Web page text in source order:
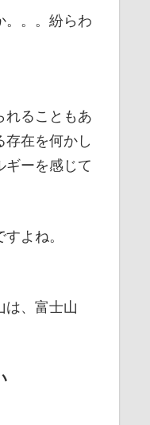
。。。紛らわ
れることもあ
存在を何かし
ギーを感じて
よね。
は、富士山